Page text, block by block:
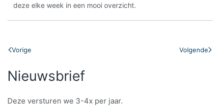
deze elke week in een mooi overzicht.
Vorige Volgende
Nieuwsbrief
Deze versturen we 3-4x per jaar.